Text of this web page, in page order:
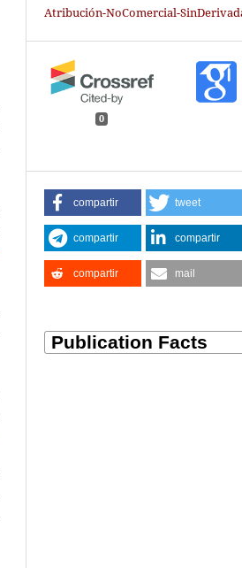
Atribución-NoComercial-
0
compartir tweet
compartir compartir
compartir mail